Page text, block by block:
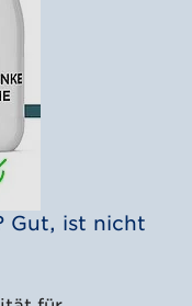
Gut, ist nicht